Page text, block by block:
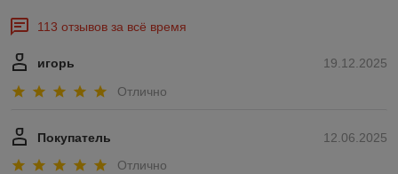
113 отзывов за всё время
19.12.2025
игорь
Отлично
12.06.2025
Покупатель
Отлично